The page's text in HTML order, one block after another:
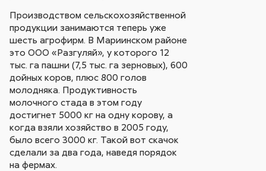
Производством сельскохозяйственной
продукции занимаются теперь уже
шесть агрофирм. В Мариинском районе
это ООО «Разгуляй», у которого 12
тыс. га пашни (7,5 тыс. га зерновых), 600
дойных коров, плюс 800 голов
молодняка. Продуктивность
молочного стада в этом году
достигнет 5000 кг на одну корову, а
когда взяли хозяйство в 2005 году,
было всего 3000 кг. Такой вот скачок
сделали за два года, наведя порядок
на фермах.